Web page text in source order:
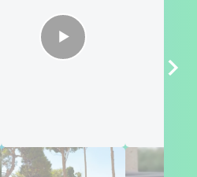
Des influenceurs